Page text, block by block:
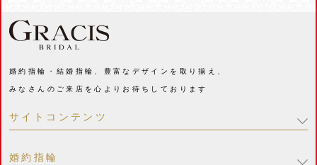
婚約指輪・結婚指輪、豊富なデザインを取り揃え、
みなさんのご来店を心よりお待ちしております
サイトコンテンツ
婚約指輪